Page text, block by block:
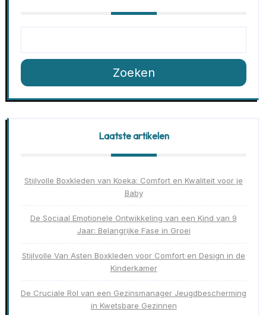
Zoeken
Laatste artikelen
Stijlvolle Boxkleden van Koeka: Comfort en Kwaliteit voor je
Baby
De Sociaal Emotionele Ontwikkeling van een Kind van 9
Jaar: Belangrijke Fase in Groei
Stijlvolle Van Asten Boxkleden voor Comfort en Design in de
Kinderkamer
De Cruciale Rol van een Gezinsmanager Jeugdbescherming
in Kwetsbare Gezinnen